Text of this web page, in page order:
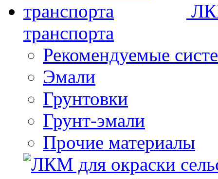
транспорта
Рекомендуемые
Эмали
Грунтовки
Грунт-эмали
Прочие материалы